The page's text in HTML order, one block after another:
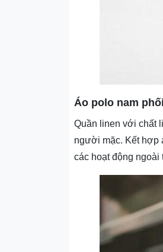
Áo polo nam
Quần linen với chất
người mặc. Kết hợp
các hoạt động ngoài